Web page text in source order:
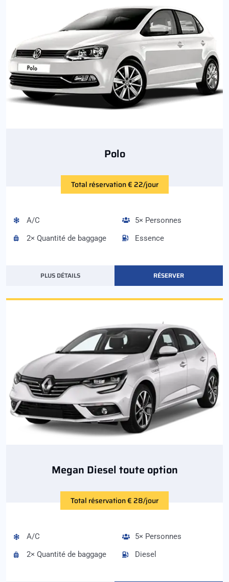
Polo
Total réservation € 22/jour
A/C
2× Quantité de baggage
5× Personnes
Essence
PLUS DÉTAILS RÉSERVER
Megan Diesel toute option
Total réservation € 28/jour
A/C
2× Quantité de baggage
5× Personnes
Diesel